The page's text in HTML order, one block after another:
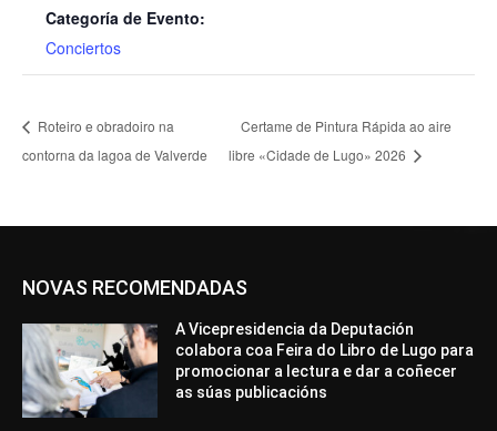
Categoría de Evento:
Conciertos
Roteiro e obradoiro na
contorna da lagoa de Valverde
Certame de Pintura Rápida ao aire
libre «Cidade de Lugo» 2026
NOVAS RECOMENDADAS
A Vicepresidencia da Deputación
colabora coa Feira do Libro de Lugo para
promocionar a lectura e dar a coñecer
as súas publicacións